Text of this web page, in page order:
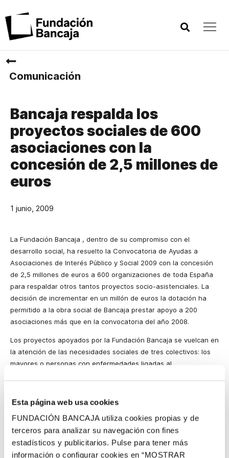
Esta página web usa cookies
FUNDACIÓN BANCAJA utiliza cookies propias y de
terceros para analizar su navegación con fines
estadísticos y publicitarios. Pulse para tener más
información o configurar cookies en “MOSTRAR
Comunicación
Bancaja respalda los
proyectos sociales de 600
asociaciones con la
concesión de 2,5 millones de
euros
1 junio, 2009
La Fundación Bancaja , dentro de su compromiso con el
desarrollo social, ha resuelto la Convocatoria de Ayudas a
Asociaciones de Interés Público y Social 2009 con la concesión
de 2,5 millones de euros a 600 organizaciones de toda España
para respaldar otros tantos proyectos socio-asistenciales. La
decisión de incrementar en un millón de euros la dotación ha
permitido a la obra social de Bancaja prestar apoyo a 200
asociaciones más que en la convocatoria del año 2008.
Los proyectos apoyados por la Fundación Bancaja se vuelcan en
la atención de las necesidades sociales de tres colectivos: los
mayores o personas con enfermedades ligadas al
riesgo de exclusión social (jóvenes y menores en riesgo social,
violencia de género, minorías, etc.).
El importe medio de las ayudas concedidas supera en la
convocatoria ahora cerrada los 4.000 euros por asociación con